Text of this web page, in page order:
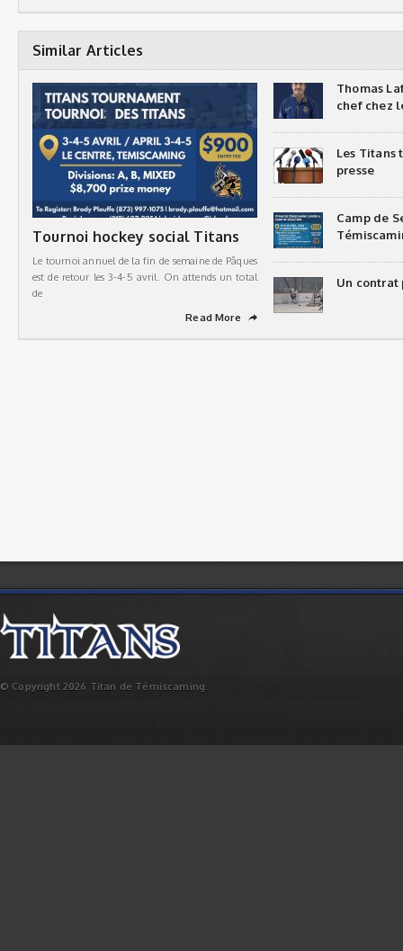
Similar Articles
Tournoi hockey social Titans
Le tournoi annuel de la fin de semaine de Pâques
est de retour les 3-4-5 avril. On attends un total
de
Read More
➦
Thomas
chef chez
Les Titans
presse
Camp de
Un contrat
© Copyright 2026 Titan de Témiscaming.